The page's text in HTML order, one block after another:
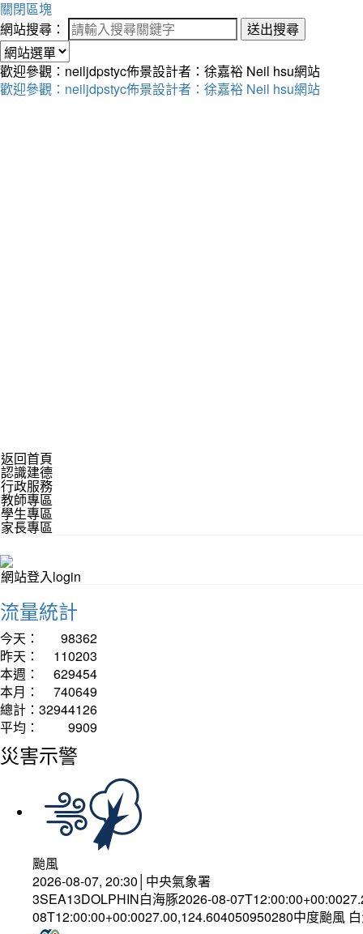
關閉區塊
網站搜尋：
送出搜尋
歡迎參觀：neiljdpstyc佈景設計者：徐嘉裕 Neil hsu網站
歡迎參觀：neiljdpstyc佈景設計者：徐嘉裕 Neil hsu網站
返回首頁
認識建德
行政服務
教師專區
學生專區
家長專區
網站登入login
流量統計
今天：
98362
昨天：
110203
本週：
629454
本月：
740649
總計： 32944126
平均：
9909
災害示警
颱風
2026-08-07, 20:30│中央氣象署
3SEA13DOLPHIN白海豚2026-08-
08T12:00:00+00:0027.00,124.604050950280中度颱風